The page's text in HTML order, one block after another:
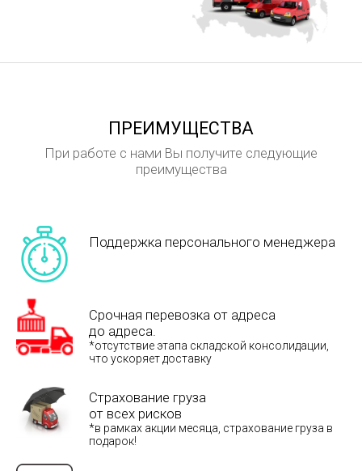
ПРЕИМУЩЕСТВА
При работе с нами Вы получите следующие
преимущества
Поддержка персонального менеджера
Срочная перевозка от адреса
до адреса.
*отсутствие этапа складской консолидации,
что ускоряет доставку
Страхование груза
от всех рисков
*в рамках акции месяца, страхование груза в
подарок!